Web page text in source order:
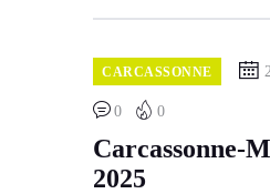
CARCASSONNE
0 0
Carcassonne-
2025